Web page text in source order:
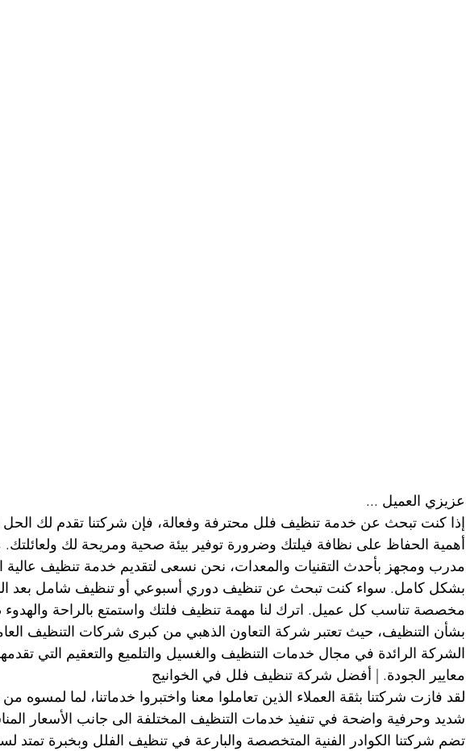
عزيزي العميل ...
إذا كنت تبحث عن خدمة تنظيف فلل محترفة وفعالة، فإن شركتنا تقدم لك الحل
أهمية الحفاظ على نظافة فيلتك وضرورة توفير بيئة صحية ومريحة لك
مدرب ومجهز بأحدث التقنيات والمعدات، نحن نسعى لتقديم خدمة تنظيف عالية
بشكل كامل. سواء كنت تبحث عن تنظيف دوري أسبوعي أو تنظيف شامل بعد
مخصصة تناسب كل عميل. اترك لنا مهمة تنظيف فلتك واستمتع بالراحة والهدوء
بشأن التنظيف، حيث تعتبر شركة التعاون الذهبي من كبرى شركات التنظيف
الشركة الرائدة في مجال خدمات التنظيف والغسيل والتلميع والتعقيم التي
معايير الجودة. | أفضل شركة تنظيف فلل في الخوانيج
لقد فازت شركتنا بثقة العملاء الذين تعاملوا معنا واختبروا خدماتنا، لما لمسوه
شديد وحرفية واضحة في تنفيذ خدمات التنظيف المختلفة الى جانب الأسعار
تضم شركتنا الكوادر الفنية المتخصصة والبارعة في تنظيف الفلل وبخبرة تمتد